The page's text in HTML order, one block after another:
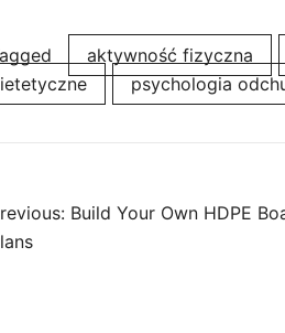
aktywność fizyczna
psychologia
Build Your Own HDPE